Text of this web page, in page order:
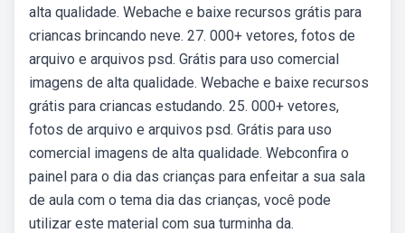
alta qualidade. Webache e baixe recursos grátis para
criancas brincando neve. 27. 000+ vetores, fotos de
arquivo e arquivos psd. Grátis para uso comercial
imagens de alta qualidade. Webache e baixe recursos
grátis para criancas estudando. 25. 000+ vetores,
fotos de arquivo e arquivos psd. Grátis para uso
comercial imagens de alta qualidade. Webconfira o
painel para o dia das crianças para enfeitar a sua sala
de aula com o tema dia das crianças, você pode
utilizar este material com sua turminha da.